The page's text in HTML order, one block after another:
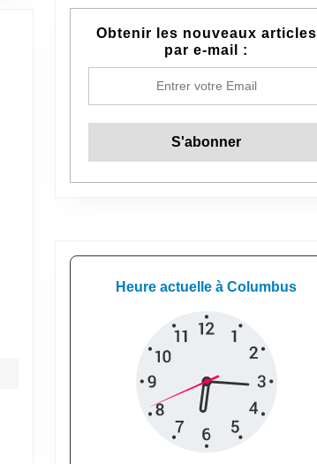
Obtenir les nouveaux articles
par e-mail :